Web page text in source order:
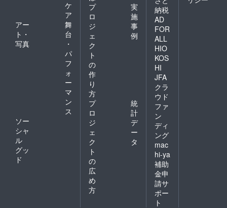
ケ
ア
アー
ト・
写真
舞
台
・
パ
フ
ォ
ー
マ
ン
ス
ソー
シャ
ル
グッ
ド
プ
ロ
ジ
ェ
ク
ト
の
作
り
方
実
施
事
例
プ
ロ
ジ
ェ
ク
ト
の
広
め
方
統
計
デ
ー
タ
納税
AD
FOR
ALL
HIO
KOS
HI
JFA
クラ
ウド
ファ
ン
ディ
ング
mac
hi-ya
補助
金申
請サ
ポー
ト